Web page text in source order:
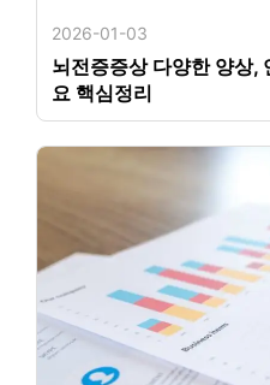
2026-01-03
뇌전증증상 다양한 양상,
요 핵심정리